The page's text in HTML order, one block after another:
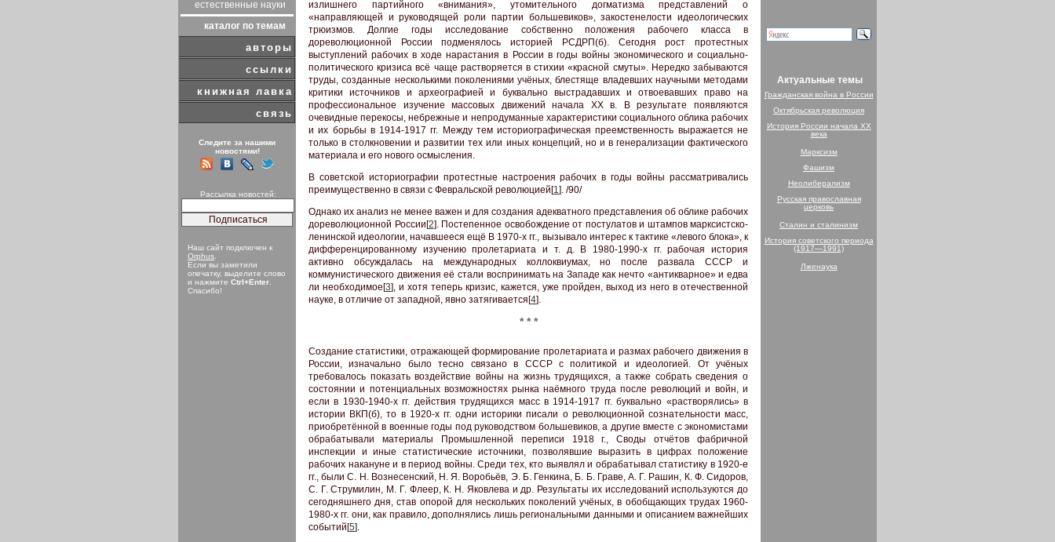
естественные науки
каталог по темам
авторы
ссылки
книжная лавка
связь
Следите за нашими
новостями!
Рассылка новостей:
Наш сайт подключен к
Orphus
Если вы заметили
опечатку, выделите слово
и нажмите Ctrl+Enter
Спасибо!
излишнего партийного «внимания», утомительного догматизма представлений о
«направляющей и руководящей роли партии большевиков», закостенелости идеологических
трюизмов. Долгие годы исследование собственно положения рабочего класса в
дореволюционной России подменялось историей РСДРП(б). Сегодня рост протестных
выступлений рабочих в ходе нарастания в России в годы войны экономического и социально-
политического кризиса всё чаще растворяется в стихии «красной смуты». Нередко забываются
труды, созданные несколькими поколениями учёных, блестяще владевших научными методами
критики источников и археографией и буквально выстрадавших и отвоевавших право на
профессиональное изучение массовых движений начала XX в. В результате появляются
очевидные перекосы, небрежные и непродуманные характеристики социального облика рабочих
и их борьбы в 1914-1917 гг. Между тем историографическая преемственность выражается не
только в столкновении и развитии тех или иных концепций, но и в генерализации фактического
материала и его нового осмысления.
В советской историографии протестные настроения рабочих в годы войны рассматривались
преимущественно в связи с Февральской революцией[1 ]. /90/
Однако их анализ не менее важен и для создания адекватного представления об облике рабочих
дореволюционной России[2]. Постепенное освобождение от постулатов и штампов марксистско-
ленинской идеологии, начавшееся ещё В 1970-х гг., вызывало интерес к тактике «левого блока», к
дифференцированному изучению пролетариата и т. д. В 1980-1990-х гг. рабочая история
активно обсуждалась на международных коллоквиумах, но после развала CCCР и
коммунистического движения её стали воспринимать на Западе как нечто «антикварное» и едва
ли необходимое[3], и хотя теперь кризис, кажется, уже пройден, выход из него в отечественной
науке, в отличие от западной, явно затягивается[4].
* * *
Создание статистики, отражающей формирование пролетариата и размах рабочего движения в
России, изначально было тесно связано в СССР с политикой и идеологией. От учёных
требовалось показать воздействие войны на жизнь трудящихся, а также собрать сведения о
состоянии и потенциальных возможностях рынка наёмного труда после революций и войн, и
если в 1930-1940-х гг. действия трудящихся масс в 1914-1917 гг. буквально «растворялись» в
истории ВКП(б), то в 1920-х гг. одни историки писали о революционной сознательности масс,
приобретённой в военные годы под руководством большевиков, а другие вместе с экономистами
обрабатывали материалы Промышленной переписи 1918 г., Своды отчётов фабричной
инспекции и иные статистические источники, позволявшие выразить в цифрах положение
рабочих накануне и в период войны. Среди тех, кто выявлял и обрабатывал статистику в 1920-е
гг., были C. H. Вознесенский, Н. Я. Воробьёв, Э. Б. Генкина, Б. Б. Граве, А. Г. Рашин, К. Ф. Сидоров,
С. Г. Струмилин, М. Г. Флеер, К. Н. Яковлева и др. Результаты их исследований используются до
сегодняшнего дня, став опорой для нескольких поколений учёных, в обобщающих трудах 1960-
1980-х гг. они, как правило, дополнялись лишь региональными данными и описанием важнейших
событий[5].
Актуальные темы
Гражданская война в России
Октябрьская революция
История России начала XX
века
Марксизм
Фашизм
Неолиберализм
Русская православная
церковь
Сталин и сталинизм
История советского периода
(1917—1991)
Лженаука